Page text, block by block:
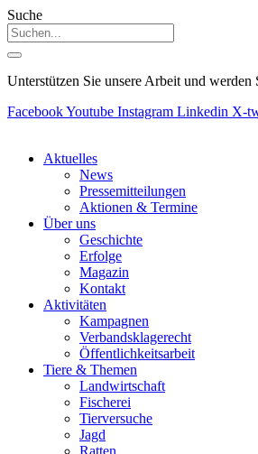
Suche
Unterstützen Sie unsere Arbeit und werden
FacebookYoutube Instagram Linkedin X-
Aktuelles
News
Pressemitteilungen
Aktionen & Termine
Über uns
Geschichte
Erfolge
Magazin
Kontakt
Aktivitäten
Kampagnen
Verbandsklagerecht
Öffentlichkeitsarbeit
Tiere & Themen
Landwirtschaft
Fischerei
Tierversuche
Jagd
Ratten